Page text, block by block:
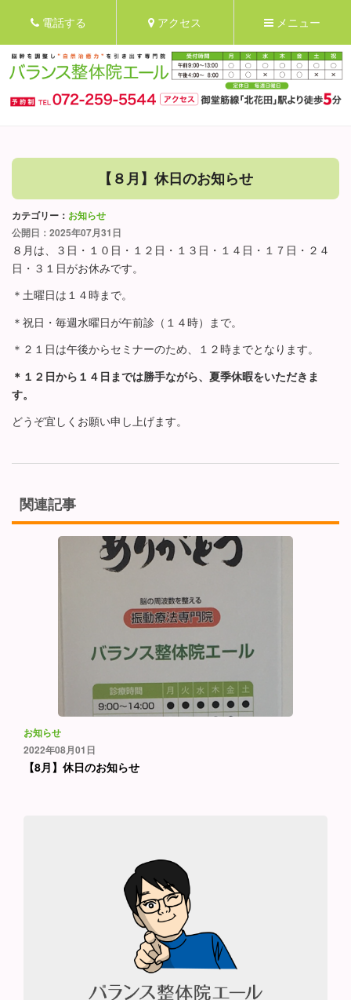
電話する アクセス メニュー
【８月】休日のお知らせ
カテゴリー： お知らせ
公開日：2025年07月31日
８月は、３日・１０日・１２日・１３日・１４日・１７日・２４
日・３１日がお休みです。
＊土曜日は１４時まで。
＊祝日・毎週水曜日が午前診（１４時）まで。
＊２１日は午後からセミナーのため、１２時までとなります。
＊１２日から１４日までは勝手ながら、夏季休暇をいただきま
す。
どうぞ宜しくお願い申し上げます。
関連記事
お知らせ
2022年08月01日
【8月】休日のお知らせ